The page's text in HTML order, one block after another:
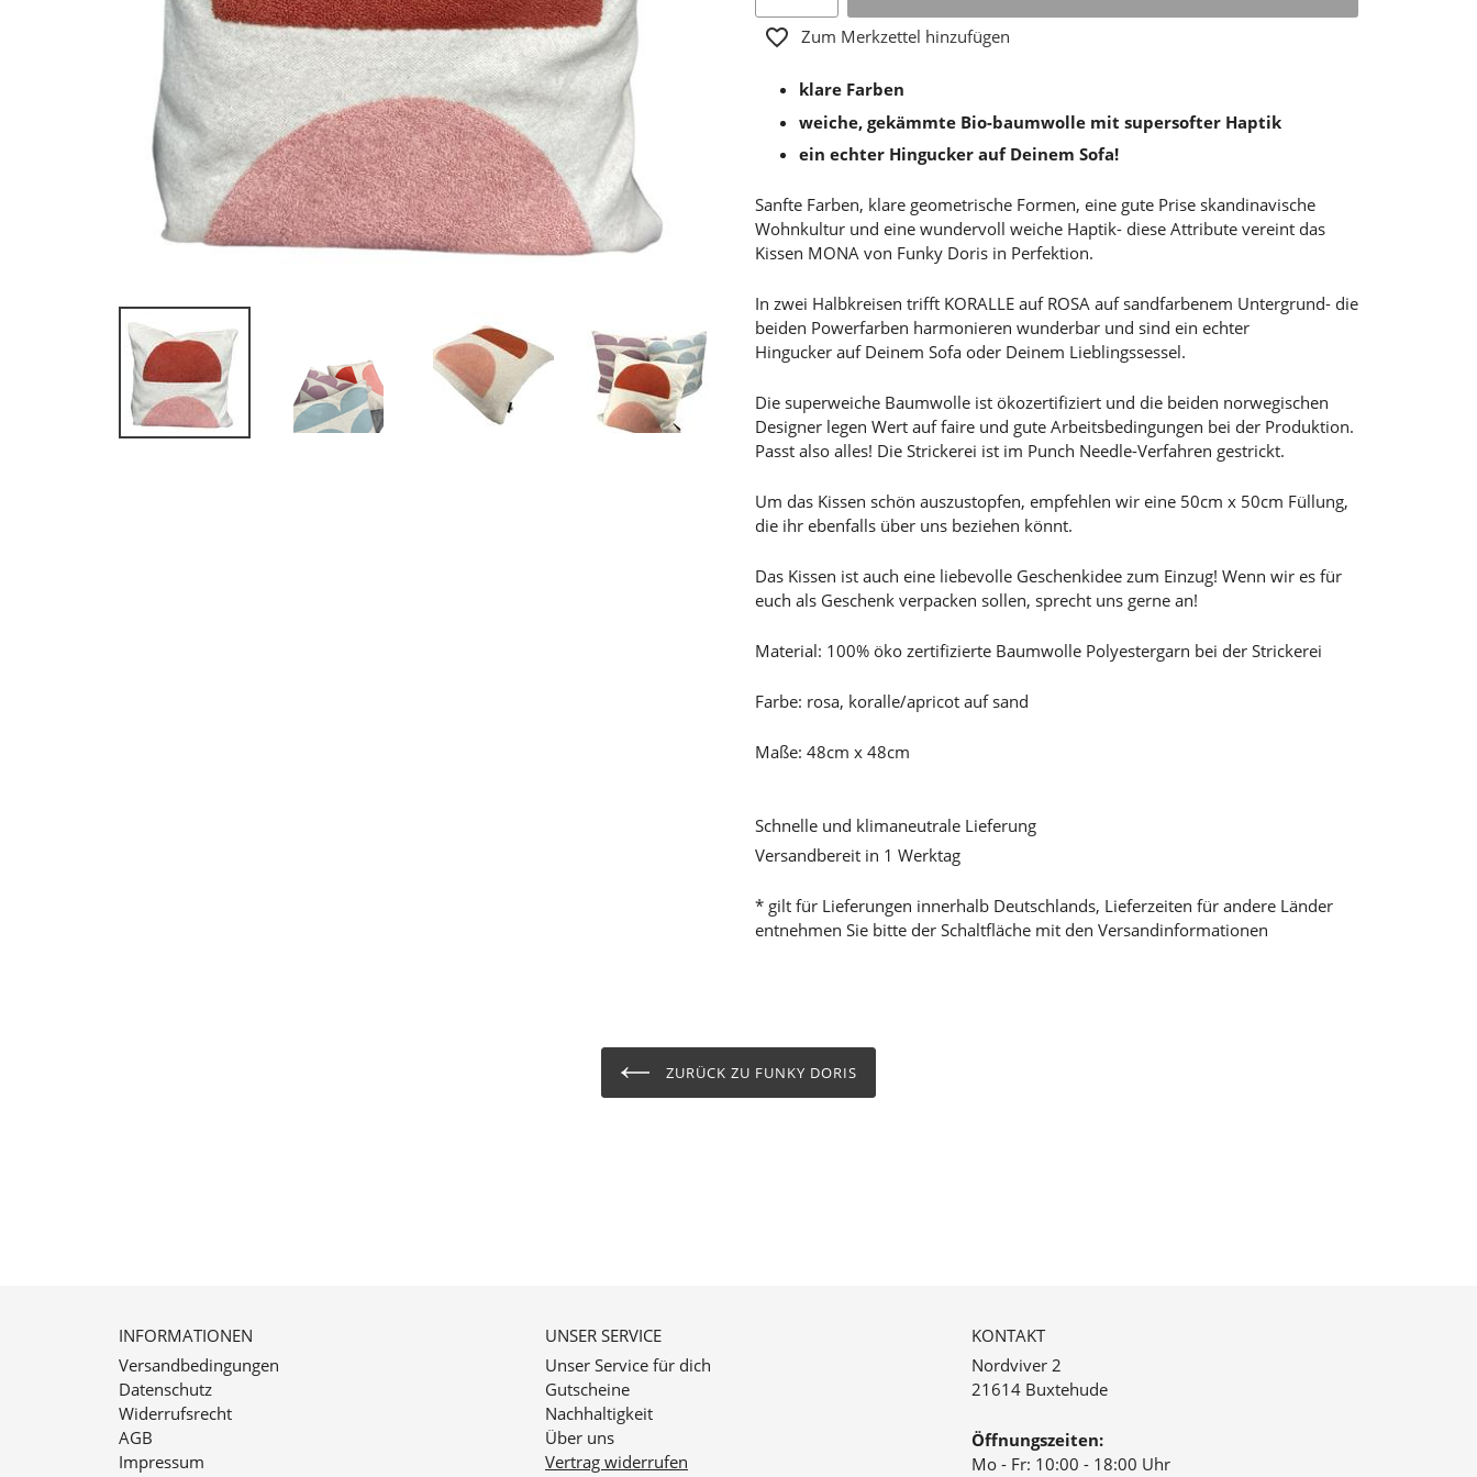
Zum Merkzettel hinzufügen
klare Farben
weiche, gekämmte Bio-baumwolle mit supersofter Haptik
ein echter Hingucker auf Deinem Sofa!
Sanfte Farben, klare geometrische Formen, eine gute Prise skandinavische
Wohnkultur und eine wundervoll weiche Haptik- diese Attribute vereint das
Kissen MONA von Funky Doris in Perfektion.
In zwei Halbkreisen trifft KORALLE auf ROSA auf sandfarbenem Untergrund- die
beiden Powerfarben harmonieren wunderbar und sind ein echter
Hingucker auf Deinem Sofa oder Deinem Lieblingssessel.
Die superweiche Baumwolle ist ökozertifiziert und die beiden norwegischen
Designer legen Wert auf faire und gute Arbeitsbedingungen bei der Produktion.
Passt also alles! Die Strickerei ist im Punch Needle-Verfahren gestrickt.
Um das Kissen schön auszustopfen, empfehlen wir eine 50cm x 50cm Füllung,
die ihr ebenfalls über uns beziehen könnt.
Das Kissen ist auch eine liebevolle Geschenkidee zum Einzug! Wenn wir es für
euch als Geschenk verpacken sollen, sprecht uns gerne an!
Material: 100% öko zertifizierte Baumwolle Polyestergarn bei der Strickerei
Farbe: rosa, koralle/apricot auf sand
Maße: 48cm x 48cm
Schnelle und klimaneutrale Lieferung
Versandbereit in 1 Werktag
* gilt für Lieferungen innerhalb Deutschlands, Lieferzeiten für andere Länder
entnehmen Sie bitte der Schaltfläche mit den Versandinformationen
ZURÜCK ZU FUNKY DORIS
INFORMATIONEN
Versandbedingungen
Datenschutz
Widerrufsrecht
AGB
Impressum
UNSER SERVICE
Unser Service für dich
Gutscheine
Nachhaltigkeit
Über uns
Vertrag widerrufen
KONTAKT
Nordviver 2
21614 Buxtehude
Öffnungszeiten:
Mo - Fr: 10:00 - 18:00 Uhr